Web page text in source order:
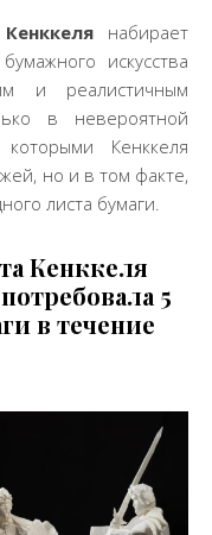
набирает
искусства
и реалистичным
в невероятной
Кенккеля
но и в том факте,
листа бумаги.
Кенккеля
5
в течение